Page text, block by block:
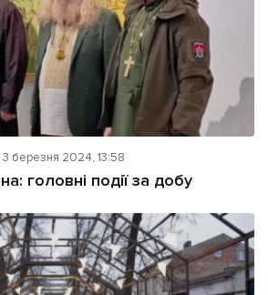
3 березня 2024, 13:58
головні події за добу